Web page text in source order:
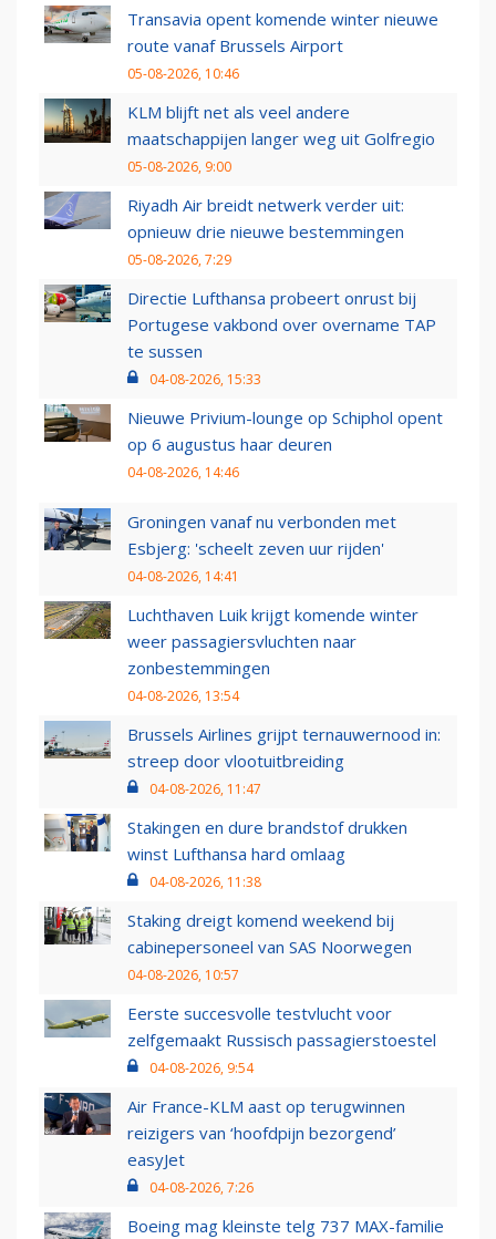
Transavia opent komende winter nieuwe
route vanaf Brussels Airport
05-08-2026, 10:46
KLM blijft net als veel andere
maatschappijen langer weg uit Golfregio
05-08-2026, 9:00
Riyadh Air breidt netwerk verder uit:
opnieuw drie nieuwe bestemmingen
05-08-2026, 7:29
Directie Lufthansa probeert onrust bij
Portugese vakbond over overname TAP
te sussen
04-08-2026, 15:33
Nieuwe Privium-lounge op Schiphol opent
op 6 augustus haar deuren
04-08-2026, 14:46
Groningen vanaf nu verbonden met
Esbjerg: 'scheelt zeven uur rijden'
04-08-2026, 14:41
Luchthaven Luik krijgt komende winter
weer passagiersvluchten naar
zonbestemmingen
04-08-2026, 13:54
Brussels Airlines grijpt ternauwernood in:
streep door vlootuitbreiding
04-08-2026, 11:47
Stakingen en dure brandstof drukken
winst Lufthansa hard omlaag
04-08-2026, 11:38
Staking dreigt komend weekend bij
cabinepersoneel van SAS Noorwegen
04-08-2026, 10:57
Eerste succesvolle testvlucht voor
zelfgemaakt Russisch passagierstoestel
04-08-2026, 9:54
Air France-KLM aast op terugwinnen
reizigers van ‘hoofdpijn bezorgend’
easyJet
04-08-2026, 7:26
Boeing mag kleinste telg 737 MAX-familie